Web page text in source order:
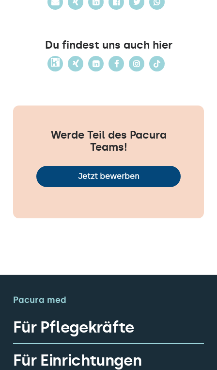
Du findest uns auch hier
Werde Teil des Pacura
Teams!
Jetzt bewerben
Pacura med
Für Pflegekräfte
Für Einrichtungen